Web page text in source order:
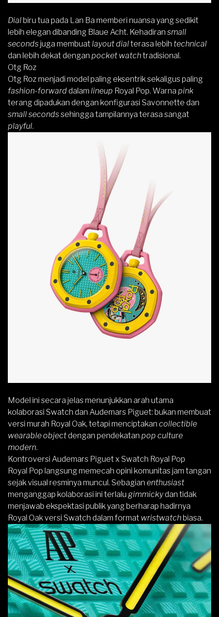
Dial biru tua pada Lan Ba memberi nuansa yang sedikit
lebih elegan dibanding Blaue Acht. Kehadiran small
secondsjuga membuatlayout dialterasa lebih technical
dan lebih dekat dengan pocket watchtradisional.
Otg Roz
Otg Roz menjadi model paling eksentrik sekaligus paling
fashion-forwarddalam lineup Royal Pop. Warna pink
terang dipadukan dengan konfigurasi Savonnette dan
small secondssehingga tampilannya terasa sangat
playful.
Model ini secara jelas menunjukkan arah utama
kolaborasi Swatch dan Audemars Piguet: bukan membuat
versi murah Royal Oak, tetapi menciptakan collectible
wearable objectdengan pendekatan pop culture
modern.
Kontroversi Audemars Piguet x Swatch Royal Pop
Royal Pop langsung memecah opini komunitas jam tangan
sejak visual resminya muncul. Sebagian enthusiast
menganggap kolaborasi ini terlalu gimmickydan tidak
menjawab ekspektasi publik yang berharap hadirnya
Royal Oak versi Swatch dalam format wristwatchbiasa.